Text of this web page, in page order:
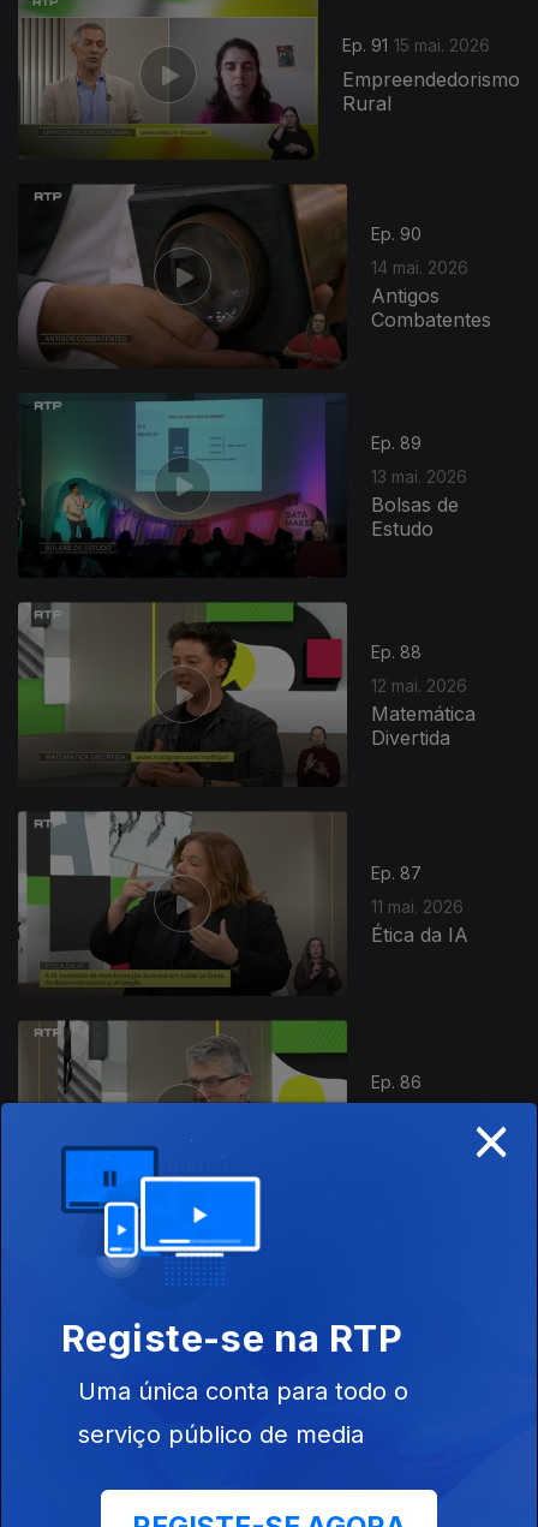
Ep. 91 15 mai. 2026
Empreendedorismo
Rural
Ep. 90
14 mai. 2026
Antigos
Combatentes
Ep. 89
13 mai. 2026
Bolsas de
Estudo
Ep. 88
12 mai. 2026
Matemática
Divertida
Ep. 87
11 mai. 2026
Ética da IA
Ep. 86
927546
A Importância
Ep. 84
06 mai. 2026
×
Registe-se na RTP
Uma única conta para todo o
serviço público de media